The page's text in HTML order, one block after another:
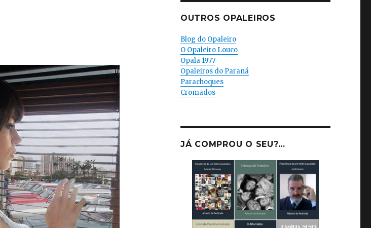
OUTROS OPALEIROS
Blog do Opaleiro
O Opaleiro Louco
Opala 1977
Opaleiros do Paraná
Parachoques
Cromados
JÁ COMPROU O SEU?…